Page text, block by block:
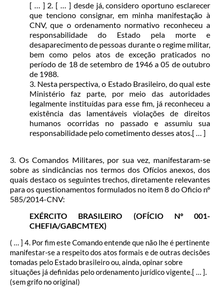
[ … ] 2. [ … ] desde já, considero oportuno esclarecer
que tenciono consignar, em minha manifestação à
CNV, que o ordenamento normativo reconheceu a
responsabilidade do Estado pela morte e
desaparecimento de pessoas durante o regime militar,
bem como pelos atos de exceção praticados no
período de 18 de setembro de 1946 a 05 de outubro
de 1988.
3. Nesta perspectiva, o Estado Brasileiro, do qual este
Ministério faz parte, por meio das autoridades
legalmente instituídas para esse fim, já reconheceu a
existência das lamentáveis violações de direitos
humanos ocorridas no passado e assumiu sua
responsabilidade pelo cometimento desses atos.[ … ]
3. Os Comandos Militares, por sua vez, manifestaram-se
sobre as sindicâncias nos termos dos Ofícios anexos, dos
quais destaco os seguintes trechos, diretamente relevantes
para os questionamentos formulados no item 8 do Oficio nº
585/2014-CNV:
EXÉRCITO BRASILEIRO (OFÍCIO Nº 001-
CHEFIA/GABCMTEX)
( … ] 4. Por fim este Comando entende que não lhe é pertinente
manifestar-se a respeito dos atos formais e de outras decisões
tomadas pelo Estado brasileiro ou, ainda, opinar sobre
situações já definidas pelo ordenamento jurídico vigente.[ … ].
(sem grifo no original)